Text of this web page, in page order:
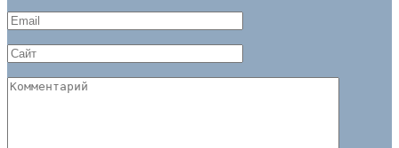
Email
*
Сайт
Комментарий